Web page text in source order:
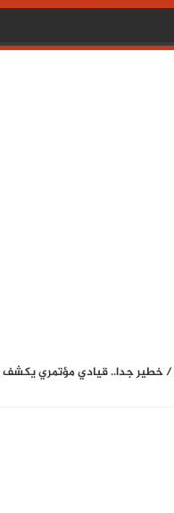
/خطير جدا.. قيادي مؤتمري يكشف